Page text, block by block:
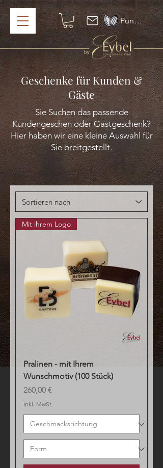
Punkte ansehen
Geschenke für Kunden &
Gäste
Sie Suchen das passende
Kundengeschen oder Gastgeschenk?
Hier haben wir eine kleine Auswahl für
Sie breitgestellt.
Mit ihrem Logo
Pralinen - mit Ihrem
Wunschmotiv (100 Stück)
Preis
260,00 €
inkl. MwSt.